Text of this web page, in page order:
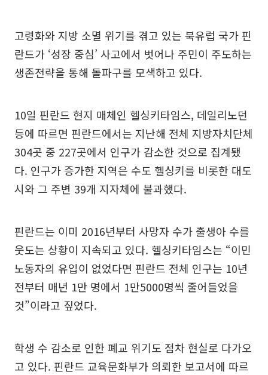
고령화와 지방 소멸 위기를 겪고 있는 북유럽 국가 핀
란드가 ‘성장 중심’ 사고에서 벗어나 주민이 주도하는
생존전략을 통해 돌파구를 모색하고 있다.
10일 핀란드 현지 매체인 헬싱키타임스, 데일리노던
등에 따르면 핀란드에서는 지난해 전체 지방자치단체
304곳 중 227곳에서 인구가 감소한 것으로 집계됐
다. 인구가 증가한 지역은 수도 헬싱키를 비롯한 대도
시와 그 주변 39개 지자체에 불과했다.
핀란드는 이미 2016년부터 사망자 수가 출생아 수를
웃도는 상황이 지속되고 있다. 헬싱키타임스는 “이민
노동자의 유입이 없었다면 핀란드 전체 인구는 10년
전부터 매년 1만 명에서 1만5000명씩 줄어들었을
것”이라고 짚었다.
학생 수 감소로 인한 폐교 위기도 점차 현실로 다가오
고 있다. 핀란드 교육문화부가 의뢰한 보고서에 따르